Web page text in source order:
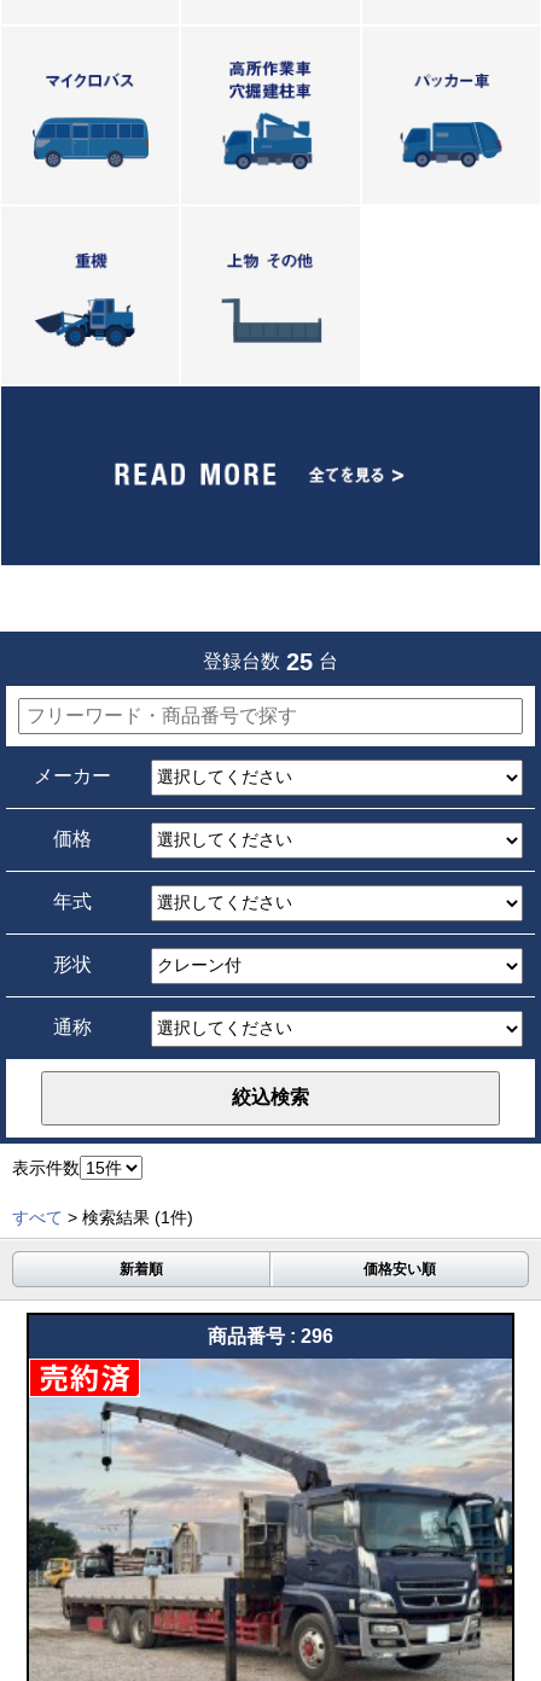
登録台数 25 台
メーカー
価格
年式
形状
通称
表示件数
すべて > 検索結果 (1件)
新着順 価格安い順
商品番号 : 296